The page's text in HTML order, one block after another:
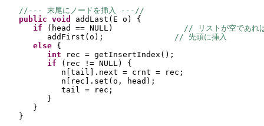
//--- 末尾にノードを挿入 ---//
public void addLast ( E o ) {
if
( head == NULL )
// リストが空であれ
addFirst ( o ) ;
// 先頭に挿入
else {
int
rec = getInsertIndex () ;
if
( rec != NULL ) {
n tail
.next = crnt = rec;
n
rec .set ( o, head ) ;
tail = rec;
}
}
}